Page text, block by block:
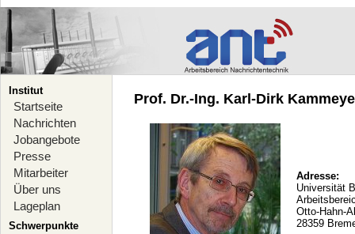
Institut
Startseite
Nachrichten
Jobangebote
Presse
Mitarbeiter
Über uns
Lageplan
Schwerpunkte
Prof. Dr.-Ing. Karl-Dirk
Adresse:
Universität
Otto-Hahn-
28359